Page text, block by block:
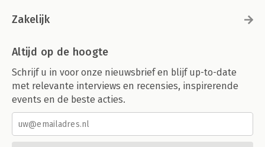
Zakelijk
Altijd op de hoogte
Schrijf u in voor onze nieuwsbrief en blijf up-to-date
met relevante interviews en recensies, inspirerende
events en de beste acties.